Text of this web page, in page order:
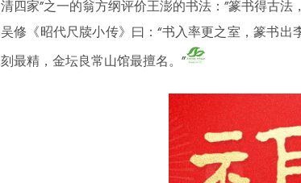
清四家”之一的翁方纲评价王澎的书法：”篆书得古法
吴修《昭代尺牍小传》曰：“书入率更之室，篆书
刻最精，金坛良常山馆最擅名。”